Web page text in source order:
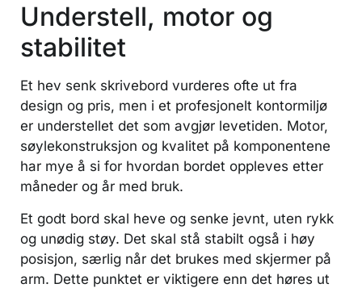
Understell, motor og
stabilitet
Et hev senk skrivebord vurderes ofte ut fra
design og pris, men i et profesjonelt kontormiljø
er understellet det som avgjør levetiden. Motor,
søylekonstruksjon og kvalitet på komponentene
har mye å si for hvordan bordet oppleves etter
måneder og år med bruk.
Et godt bord skal heve og senke jevnt, uten rykk
og unødig støy. Det skal stå stabilt også i høy
posisjon, særlig når det brukes med skjermer på
arm. Dette punktet er viktigere enn det høres ut